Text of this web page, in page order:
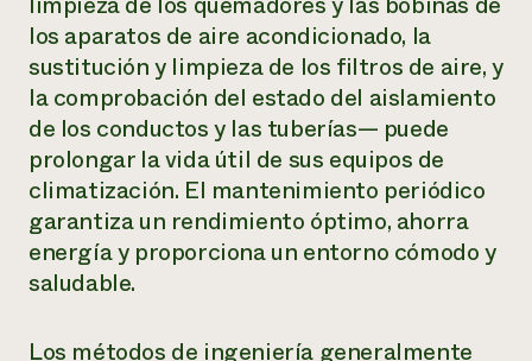
los aparatos de aire acondicionado, la
sustitución y limpieza de los filtros de aire, y
la comprobación del estado del aislamiento
de los conductos y las tuberías— puede
prolongar la vida útil de sus equipos de
climatización. El mantenimiento periódico
garantiza un rendimiento óptimo, ahorra
energía y proporciona un entorno cómodo y
saludable.
Los métodos de ingeniería generalmente